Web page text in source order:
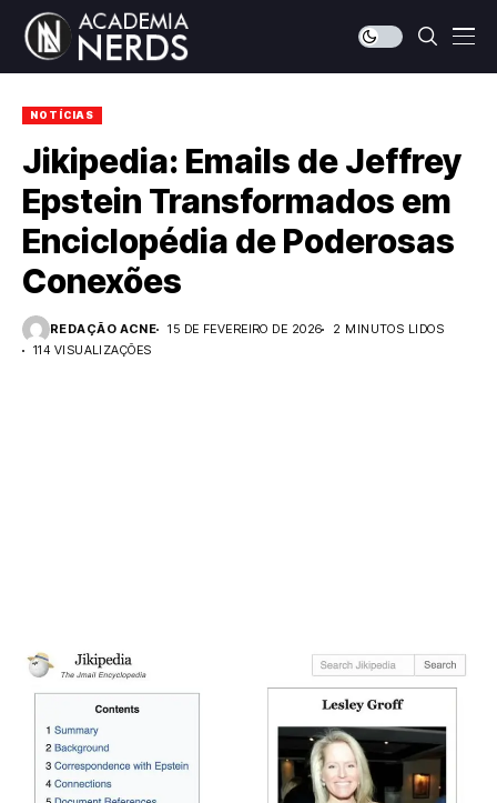
NOTÍCIAS
Jikipedia: Emails de Jeffrey
Epstein Transformados em
Enciclopédia de Poderosas
Conexões
REDAÇÃO ACNE 15 DE FEVEREIRO DE 2026
2 MINUTOS LIDOS
114 VISUALIZAÇÕES